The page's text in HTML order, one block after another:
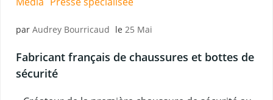
par Audrey Bourricaud le 25 Mai
Fabricant français de chaussures et bottes de
sécurité